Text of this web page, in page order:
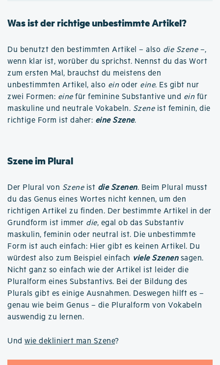
Was ist der richtige unbestimmte Artikel?
Du benutzt den bestimmten Artikel – also die Szene–,
wenn klar ist, worüber du sprichst. Nennst du das Wort
zum ersten Mal, brauchst du meistens den
unbestimmten Artikel, also ein oder eine. Es gibt nur
zwei Formen: einefür feminine Substantive und ein für
maskuline und neutrale Vokabeln. Szeneist feminin, die
richtige Form ist daher: eine Szene.
Szene im Plural
Der Plural von Szeneist die Szenen. Beim Plural musst
du das Genus eines Wortes nicht kennen, um den
richtigen Artikel zu finden. Der bestimmte Artikel in der
Grundform ist immer die, egal ob das Substantiv
maskulin, feminin oder neutral ist. Die unbestimmte
Form ist auch einfach: Hier gibt es keinen Artikel. Du
würdest also zum Beispiel einfach viele Szenensagen.
Nicht ganz so einfach wie der Artikel ist leider die
Pluralform eines Substantivs. Bei der Bildung des
Plurals gibt es einige Ausnahmen. Deswegen hilft es –
genau wie beim Genus – die Pluralform von Vokabeln
auswendig zu lernen.
Und wie dekliniert man Szene?